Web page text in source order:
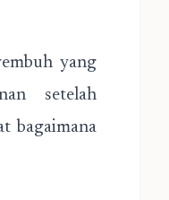
yang
setelah
bagaimana